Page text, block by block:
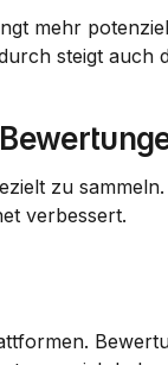
mehr
steigt auch
zu
verbessert.